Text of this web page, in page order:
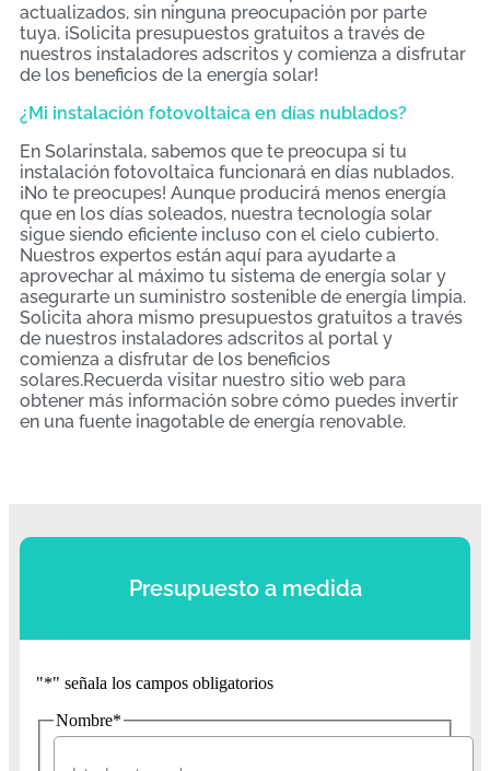
actualizados, sin ninguna preocupación por parte
tuya. ¡Solicita presupuestos gratuitos a través de
nuestros instaladores adscritos y comienza a disfrutar
de los beneficios de la energía solar!
¿Mi instalación fotovoltaica en días nublados?
En Solarinstala, sabemos que te preocupa si tu
instalación fotovoltaica funcionará en días nublados.
¡No te preocupes! Aunque producirá menos energía
que en los días soleados, nuestra tecnología solar
sigue siendo eficiente incluso con el cielo cubierto.
Nuestros expertos están aquí para ayudarte a
aprovechar al máximo tu sistema de energía solar y
asegurarte un suministro sostenible de energía limpia.
Solicita ahora mismo presupuestos gratuitos a través
de nuestros instaladores adscritos al portal y
comienza a disfrutar de los beneficios
solares.Recuerda visitar nuestro sitio web para
obtener más información sobre cómo puedes invertir
en una fuente inagotable de energía renovable.
Presupuesto a medida
"*" señala los campos obligatorios
Nombre*